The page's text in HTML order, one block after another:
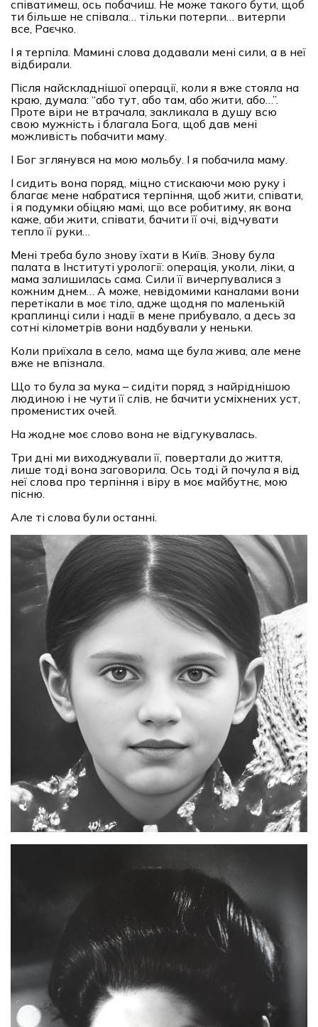
співатимеш, ось побачиш. Не може такого бути, щоб
ти більше не співала… тільки потерпи… витерпи
все, Раєчко.
І я терпіла. Мамині слова додавали мені сили, а в неї
відбирали.
Після найскладнішої операції, коли я вже стояла на
краю, думала: “або тут, або там, або жити, або…”.
Проте віри не втрачала, закликала в душу всю
свою мужність і благала Бога, щоб дав мені
можливість побачити маму.
І Бог зглянувся на мою мольбу. І я побачила маму.
І сидить вона поряд, міцно стискаючи мою руку і
благає мене набратися терпіння, щоб жити, співати,
і я подумки обіцяю мамі, що все робитиму, як вона
каже, аби жити, співати, бачити її очі, відчувати
тепло її руки…
Мені треба було знову їхати в Київ. Знову була
палата в Інституті урології: операція, уколи, ліки, а
мама залишилась сама. Сили її вичерпувалися з
кожним днем… А може, невідомими каналами вони
перетікали в моє тіло, адже щодня по маленькій
краплинці сили і надії в мене прибувало, а десь за
сотні кілометрів вони надбували у неньки.
Коли приїхала в село, мама ще була жива, але мене
вже не впізнала.
Що то була за мука – сидіти поряд з найріднішою
людиною і не чути її слів, не бачити усміхнених уст,
променистих очей.
На жодне моє слово вона не відгукувалась.
Три дні ми виходжували її, повертали до життя,
лише тоді вона заговорила. Ось тоді й почула я від
неї слова про терпіння і віру в моє майбутнє, мою
пісню.
Але ті слова були останні.